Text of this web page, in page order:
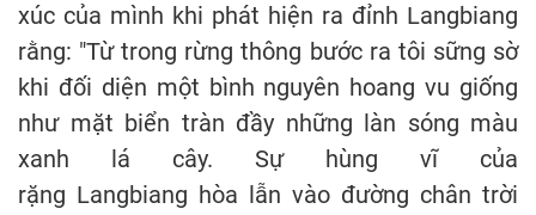
xúc của mình khi phát hiện ra đỉnh Langbiang
rằng: "Từ trong rừng thông bước ra tôi sững sờ
khi đối diện một bình nguyên hoang vu giống
như mặt biển tràn đầy những làn sóng màu
xanh lá cây. Sự hùng vĩ của
rặng Langbiang hòa lẫn vào đường chân trời